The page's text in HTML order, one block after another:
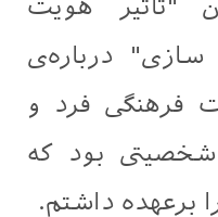
"تاثیر هویت
درباره‌ی
فرهنگی فرد و
شخصیتی بود که
برعهده داشتم.